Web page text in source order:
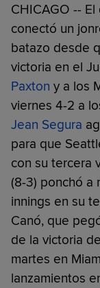
CHICAGO --
conectó un
batazo desde
victoria en el
Paxton y a los
viernes 4-2 a
Jean Segura
para que
con su tercera
(8-3) ponchó a
innings en su
Canó, que
de la victoria
martes en
lanzamientos